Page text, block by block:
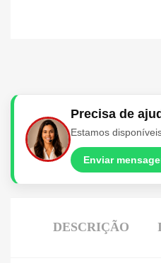
Precisa de
Estamos
Enviar
DESCRIÇÃO